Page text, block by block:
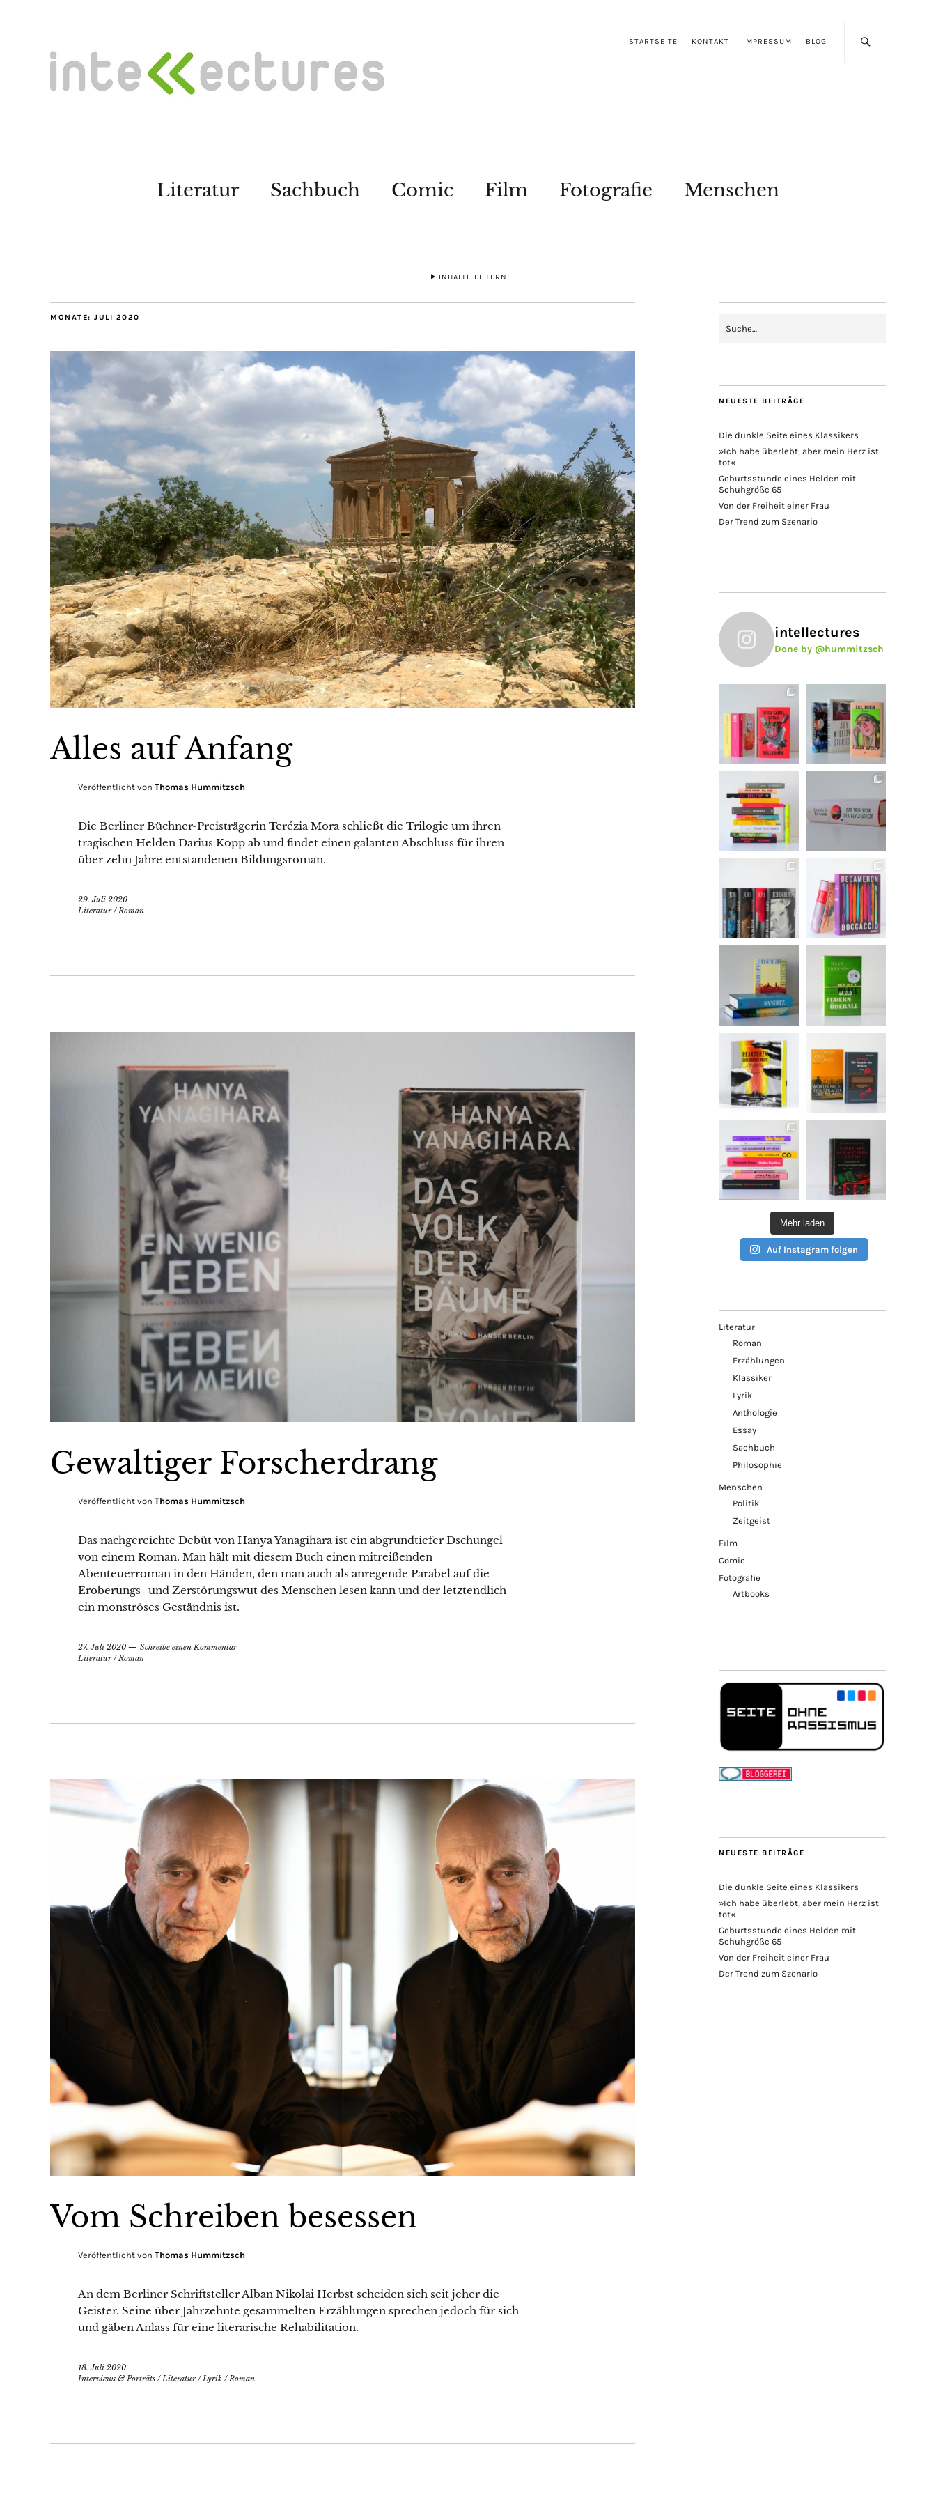
STARTSEITE KONTAKT IMPRESSUM BLOG
Literatur Sachbuch Comic Film Fotografie Menschen
INHALTE FILTERN
MONATE: JULI 2020
Alles auf Anfang
Veröffentlicht von Thomas Hummitzsch
Die Berliner Büchner-Preisträgerin Terézia Mora schließt die Trilogie um ihren
tragischen Helden Darius Kopp ab und findet einen galanten Abschluss für ihren
über zehn Jahre entstandenen Bildungsroman.
29. Juli 2020
Literatur/ Roman
Gewaltiger Forscherdrang
Veröffentlicht von Thomas Hummitzsch
Das nachgereichte Debüt von Hanya Yanagihara ist ein abgrundtiefer Dschungel
von einem Roman. Man hält mit diesem Buch einen mitreißenden
Abenteuerroman in den Händen, den man auch als anregende Parabel auf die
Eroberungs- und Zerstörungswut des Menschen lesen kann und der letztendlich
ein monströses Geständnis ist.
27. Juli 2020
Schreibe einen Kommentar
Literatur/ Roman
Vom Schreiben besessen
Veröffentlicht von Thomas Hummitzsch
An dem Berliner Schriftsteller Alban Nikolai Herbst scheiden sich seit jeher die
Geister. Seine über Jahrzehnte gesammelten Erzählungen sprechen jedoch für sich
und gäben Anlass für eine literarische Rehabilitation.
18. Juli 2020
Interviews & Porträts / Literatur/ Lyrik / Roman
NEUESTE BEITRÄGE
Die dunkle Seite eines Klassikers
»Ich habe überlebt, aber mein Herz ist
tot«
Geburtsstunde eines Helden mit
Schuhgröße 65
Von der Freiheit einer Frau
Der Trend zum Szenario
intellectures
Done by @hummitzsch
Mehr laden
Auf Instagram folgen
Literatur
Roman
Erzählungen
Klassiker
Lyrik
Anthologie
Essay
Sachbuch
Philosophie
Menschen
Politik
Zeitgeist
Film
Comic
Fotografie
Artbooks
NEUESTE BEITRÄGE
Die dunkle Seite eines Klassikers
»Ich habe überlebt, aber mein Herz ist
tot«
Geburtsstunde eines Helden mit
Schuhgröße 65
Von der Freiheit einer Frau
Der Trend zum Szenario